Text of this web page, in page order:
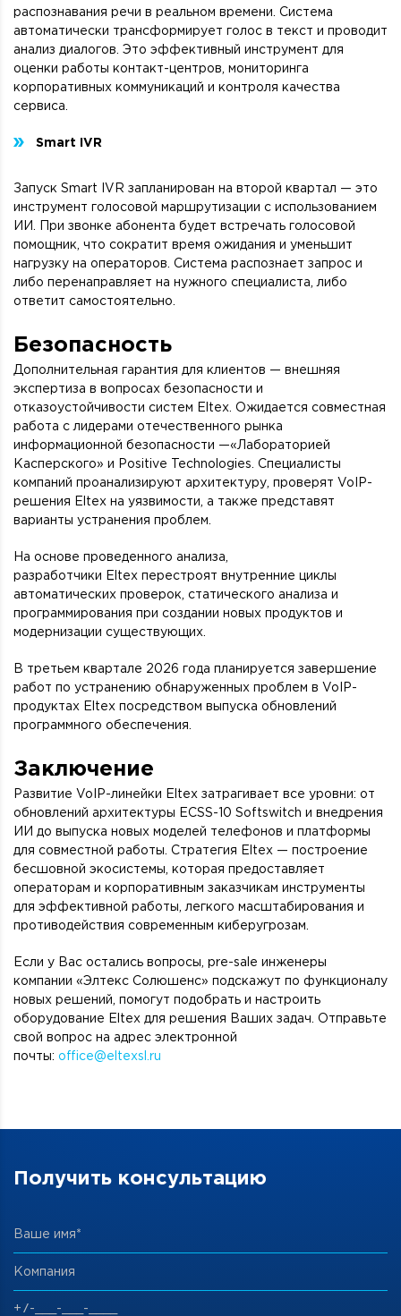
распознавания речи в реальном времени. Система
автоматически трансформирует голос в текст и проводит
анализ диалогов. Это эффективный инструмент для
оценки работы контакт-центров, мониторинга
корпоративных коммуникаций и контроля качества
сервиса.
Smart IVR
Запуск Smart IVR запланирован на второй квартал — это
инструмент голосовой маршрутизации с использованием
ИИ. При звонке абонента будет встречать голосовой
помощник, что сократит время ожидания и уменьшит
нагрузку на операторов. Система распознает запрос и
либо перенаправляет на нужного специалиста, либо
ответит самостоятельно.
Безопасность
Дополнительная гарантия для клиентов — внешняя
экспертиза в вопросах безопасности и
отказоустойчивости систем Eltex. Ожидается совместная
работа с лидерами отечественного рынка
информационной безопасности —«Лабораторией
Касперского» и Positive Technologies. Специалисты
компаний проанализируют архитектуру, проверят VoIP-
решения Eltex на уязвимости, а также представят
варианты устранения проблем.
На основе проведенного анализа,
разработчики Eltex перестроят внутренние циклы
автоматических проверок, статического анализа и
программирования при создании новых продуктов и
модернизации существующих.
В третьем квартале 2026 года планируется завершение
работ по устранению обнаруженных проблем в VoIP-
продуктах Eltex посредством выпуска обновлений
программного обеспечения.
Заключение
Развитие VoIP-линейки Eltex затрагивает все уровни: от
обновлений архитектуры ECSS-10 Softswitch и внедрения
ИИ до выпуска новых моделей телефонов и платформы
для совместной работы. Стратегия Eltex — построение
бесшовной экосистемы, которая предоставляет
операторам и корпоративным заказчикам инструменты
для эффективной работы, легкого масштабирования и
противодействия современным киберугрозам.
Если у Вас остались вопросы, pre-sale инженеры
компании «Элтекс Солюшенс» подскажут по функционалу
новых решений, помогут подобрать и настроить
оборудование Eltex для решения Ваших задач. Отправьте
свой вопрос на адрес электронной
почты: office@eltexsl.ru
Получить консультацию
Ваше имя*
Компания